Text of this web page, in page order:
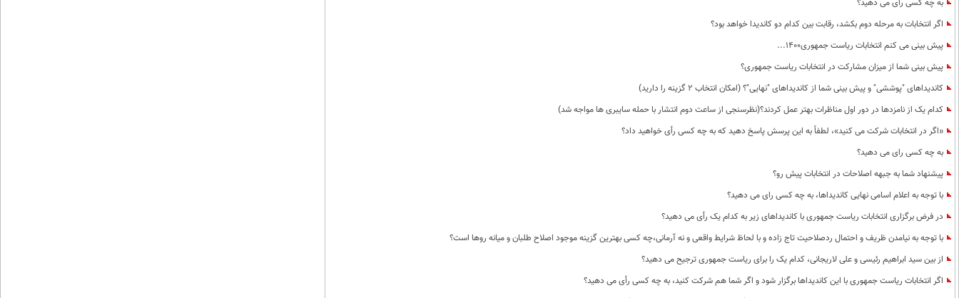
به چه کسی رأی می دهید؟
اگر انتخابات به مرحله دوم بکشد، رقابت بین کدام دو کاندیدا خواهد بود؟
پیش بینی می کنم انتخابات ریاست جمهوری1400...
پیش بینی شما از میزان مشارکت در انتخابات ریاست جمهوری؟
کاندیداهای "پوششی" و پیش بینی شما از کاندیداهای "نهایی"؟ (امکان انتخاب 2 گزینه را دارید)
کدام یک از نامزدها در دور اول مناظرات بهتر عمل کردند؟(نظرسنجی از ساعت دوم انتشار با حمله سایبری ها مواجه شد)
«اگر در انتخابات شرکت می کنید»، لطفاً به این پرسش پاسخ دهید که به چه کسی رأی خواهید داد؟
به چه کسی رای می دهید؟
پیشنهاد شما به جبهه اصلاحات در انتخابات پیش رو؟
با توجه به اعلام اسامی نهایی کاندیداها، به چه کسی رای می دهید؟
در فرض برگزاری انتخابات ریاست جمهوری با کاندیداهای زیر به کدام یک رأی می دهید؟
با توجه به نیامدن ظریف و احتمال ردصلاحیت تاج زاده و با لحاظ شرایط واقعی و نه آرمانی،چه کسی بهترین گزینه موجود اصلاح طلبان و میانه روها است؟
از بین سید ابراهیم رئیسی و علی لاریجانی، کدام یک را برای ریاست جمهوری ترجیح می دهید؟
اگر انتخابات ریاست جمهوری با این کاندیداها برگزار شود و اگر شما هم شرکت کنید، به چه کسی رأی می دهید؟